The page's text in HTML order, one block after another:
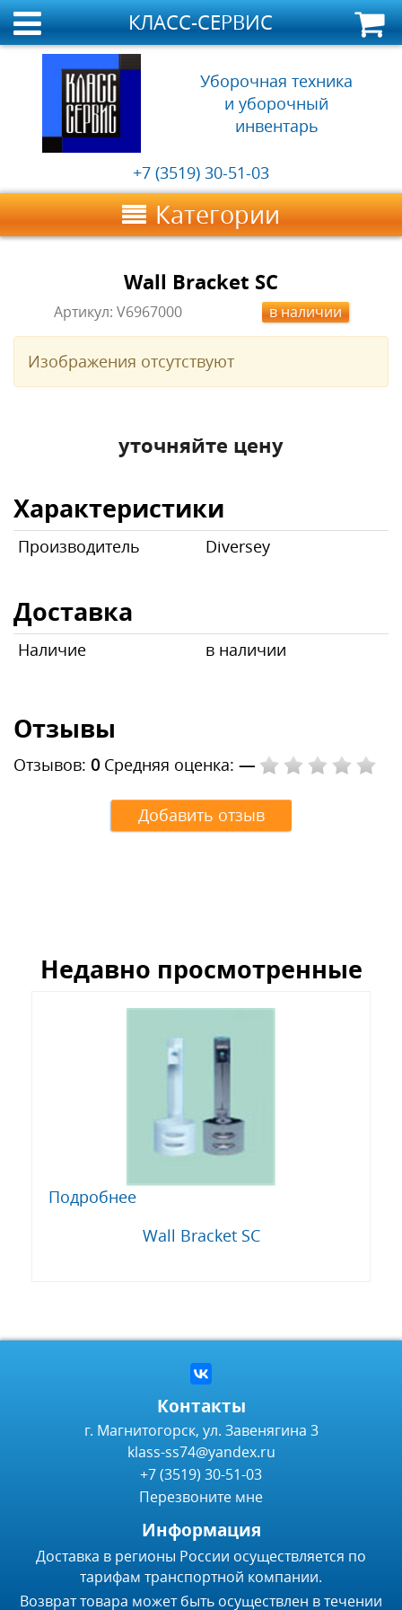
КЛАСС-СЕРВИС
Уборочная техника
и уборочный
инвентарь
+7 (3519) 30-51-03
Категории
Wall Bracket SC
Артикул: V6967000 в наличии
Изображения отсутствуют
уточняйте цену
Характеристики
Производитель Diversey
Доставка
Наличие в наличии
Отзывы
Отзывов: 0 Средняя оценка: —
Добавить отзыв
Недавно просмотренные
Подробнее
Wall Bracket SC
Контакты
г. Магнитогорск, ул. Завенягина 3
klass-ss74@yandex.ru
+7 (3519) 30-51-03
Перезвоните мне
Информация
Доставка в регионы России осуществляется по
тарифам транспортной компании.
Возврат товара может быть осуществлен в течении